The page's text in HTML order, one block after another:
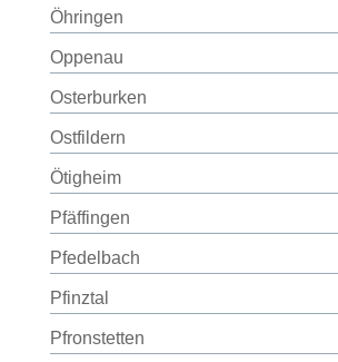
Öhringen
Oppenau
Osterburken
Ostfildern
Ötigheim
Pfäffingen
Pfedelbach
Pfinztal
Pfronstetten